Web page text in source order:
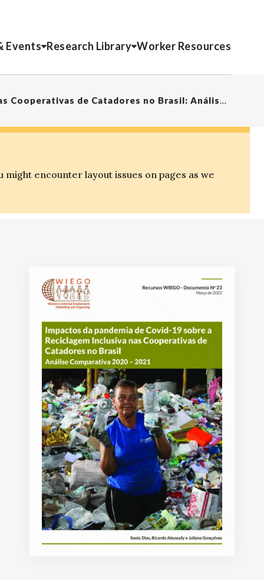
Events Research Library Worker Resources
Impactos da pandemia de Covid-19 sobre a Reciclagem Inclusiva nas Cooperativas de Catadores no Brasil: Análise Comparativa 2020 – 2021
encounter layout issues on pages as we